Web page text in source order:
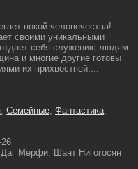
покой человечества!
своими уникальными
себя служению людям:
и многие другие готовы
их прихвостней....
, Семейные, Фантастика,
Мерфи, Шант Нигогосян